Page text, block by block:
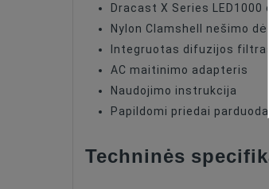
Dracast X Series
Nylon Clamshell nešimo
Integruotas difuzijos filtras
AC maitinimo adapteris
Naudojimo instrukcija
Papildomi priedai
Techninės